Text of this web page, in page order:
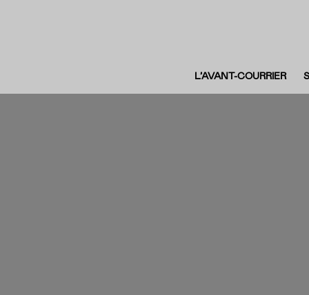
L’AVANT-COURRIER